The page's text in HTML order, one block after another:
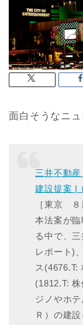
面白そうなニ
三井不動
建設提案 |
［東京
本法案が
る中で、
レポート)
ス(4676.T:
(1812.T:
ジノやホ
Ｒ）の建